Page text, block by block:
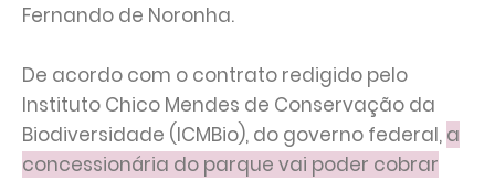
Fernando de Noronha.
De acordo com o contrato redigido pelo
Instituto Chico Mendes de Conservação da
Biodiversidade (ICMBio), do governo federal, a
concessionária do parque vai poder cobrar